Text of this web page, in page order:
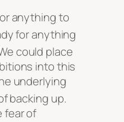
anything to
for anything
could place
into this
underlying
backing up.
fear of